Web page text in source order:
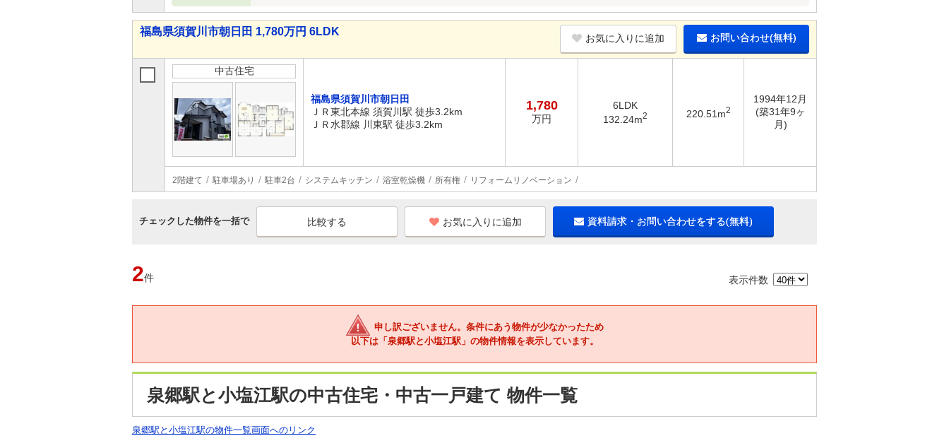
福島県須賀川市朝日田 1,780万円 6LDK
お気に入りに追加 お問い合わせ(無料)
中古住宅
福島県須賀川市朝日田
ＪＲ東北本線 須賀川駅 徒歩3.2km
ＪＲ水郡線 川東駅 徒歩3.2km
1,780
万円
6LDK
132.24m2 220.51m2
1994年12月
(築31年9ヶ
月)
2階建て 駐車場あり 駐車2台 システムキッチン 浴室乾燥機 所有権 リフォームリノベーション
チェックした物件を一括で お気に入りに追加 資料請求・お問い合わせをする(無料)
2件 表示件数
申し訳ございません。条件にあう物件が少なかったため
以下は「泉郷駅と小塩江駅」の物件情報を表示しています。
泉郷駅と小塩江駅の中古住宅・中古一戸建て 物件一覧
泉郷駅と小塩江駅の物件一覧画面へのリンク